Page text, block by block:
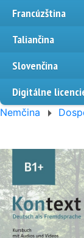
Francúzština
Taliančina
Slovenčina
Digitálne
Nemčina